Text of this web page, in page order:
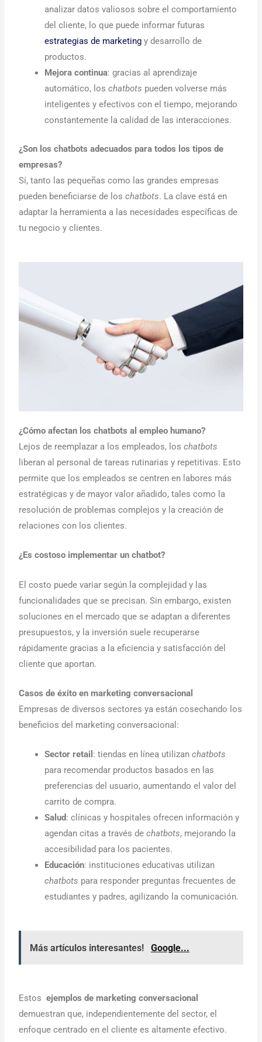
analizar datos valiosos sobre el comportamiento
del cliente, lo que puede informar futuras
estrategias de marketing y desarrollo de
productos.
Mejora continua: gracias al aprendizaje
automático, loschatbots pueden volverse más
inteligentes y efectivos con el tiempo, mejorando
constantemente la calidad de las interacciones.
¿Son los chatbots adecuados para todos los tipos de
empresas?
Sí, tanto las pequeñas como las grandes empresas
pueden beneficiarse de los chatbots. La clave está en
adaptar la herramienta a las necesidades específicas de
tu negocio y clientes.
¿Cómo afectan los chatbots al empleo humano?
Lejos de reemplazar a los empleados, loschatbots
liberan al personal de tareas rutinarias y repetitivas. Esto
permite que los empleados se centren en labores más
estratégicas y de mayor valor añadido, tales como la
resolución de problemas complejos y la creación de
relaciones con los clientes.
¿Es costoso implementar un chatbot?
El costo puede variar según la complejidad y las
funcionalidades que se precisan. Sin embargo, existen
soluciones en el mercado que se adaptan a diferentes
presupuestos, y la inversión suele recuperarse
rápidamente gracias a la eficiencia y satisfacción del
cliente que aportan.
Casos de éxito en marketing conversacional
Empresas de diversos sectores ya están cosechando los
beneficios del marketing conversacional:
Sector retail : tiendas en línea utilizanchatbots
para recomendar productos basados en las
preferencias del usuario, aumentando el valor del
carrito de compra.
Salud: clínicas y hospitales ofrecen información y
agendan citas a través dechatbots, mejorando la
accesibilidad para los pacientes.
Educación: instituciones educativas utilizan
chatbots para responder preguntas frecuentes de
estudiantes y padres, agilizando la comunicación.
Más artículos interesantes! Google...
Estos ejemplos de marketing conversacional
demuestran que, independientemente del sector, el
enfoque centrado en el cliente es altamente efectivo.